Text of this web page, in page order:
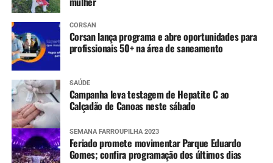
CORSAN
Corsan lança programa e abre oportunidades para
profissionais 50+ na área de saneamento
SAÚDE
Campanha leva testagem de Hepatite C ao
Calçadão de Canoas neste sábado
SEMANA FARROUPILHA 2023
Feriado promete movimentar Parque Eduardo
Gomes; confira programação dos últimos dias